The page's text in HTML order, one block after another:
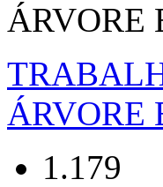
ÁRVORE
ÁRVORE
1.179